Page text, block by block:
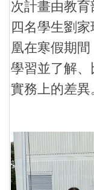
次計畫由教育
四名學生劉
凰在寒假期
學習並了解
實務上的差異